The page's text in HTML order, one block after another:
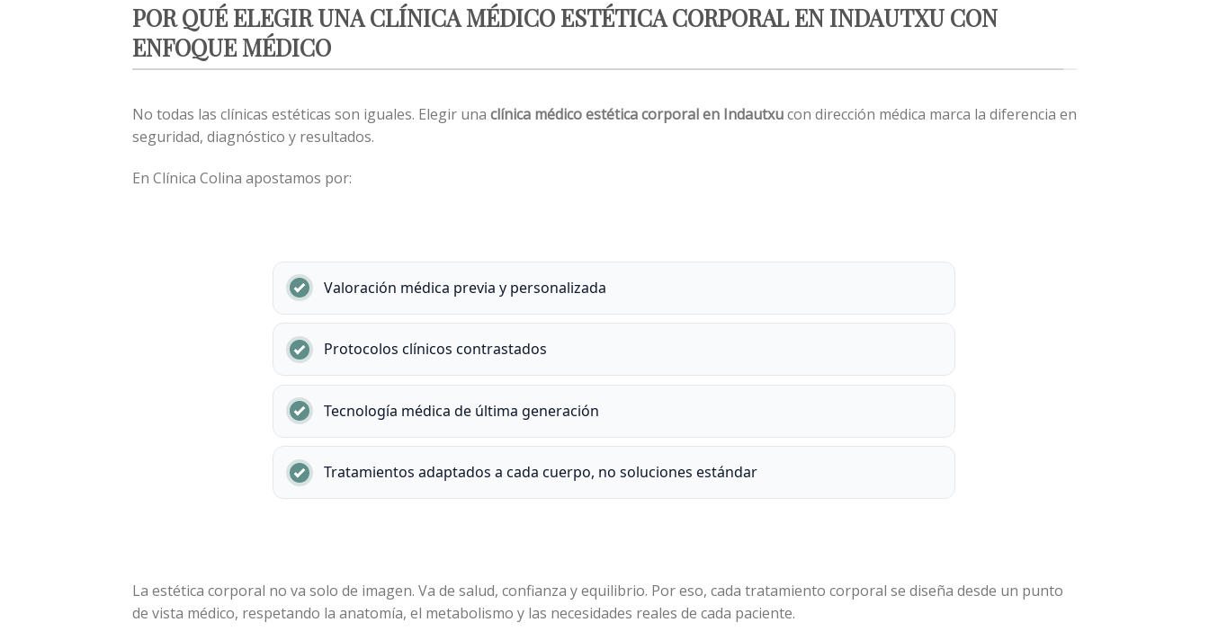
POR QUÉ ELEGIR UNA CLÍNICA MÉDICO ESTÉTICA CORPORAL EN INDAUTXU CON
ENFOQUE MÉDICO
No todas las clínicas estéticas son iguales. Elegir una clínica médico estética corporal en Indautxucon dirección médica marca la diferencia en
seguridad, diagnóstico y resultados.
En Clínica Colina apostamos por:
Valoración médica previa y personalizada
Protocolos clínicos contrastados
Tecnología médica de última generación
Tratamientos adaptados a cada cuerpo, no soluciones estándar
La estética corporal no va solo de imagen. Va de salud, confianza y equilibrio. Por eso, cada tratamiento corporal se diseña desde un punto
de vista médico, respetando la anatomía, el metabolismo y las necesidades reales de cada paciente.